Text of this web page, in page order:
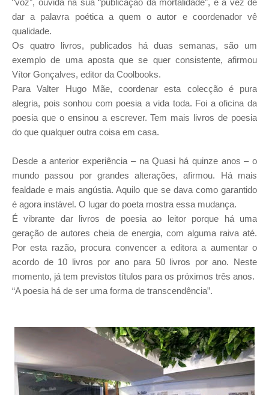
dar a palavra poética a quem o autor e coordenador vê
qualidade.
Os quatro livros, publicados há duas semanas, são um
exemplo de uma aposta que se quer consistente, afirmou
Vítor Gonçalves, editor da Coolbooks.
Para Valter Hugo Mãe, coordenar esta colecção é pura
alegria, pois sonhou com poesia a vida toda. Foi a oficina da
poesia que o ensinou a escrever. Tem mais livros de poesia
do que qualquer outra coisa em casa.
Desde a anterior experiência – na Quasi há quinze anos – o
mundo passou por grandes alterações, afirmou. Há mais
fealdade e mais angústia. Aquilo que se dava como garantido
é agora instável. O lugar do poeta mostra essa mudança.
É vibrante dar livros de poesia ao leitor porque há uma
geração de autores cheia de energia, com alguma raiva até.
Por esta razão, procura convencer a editora a aumentar o
acordo de 10 livros por ano para 50 livros por ano. Neste
momento, já tem previstos títulos para os próximos três anos.
“A poesia há de ser uma forma de transcendência”.